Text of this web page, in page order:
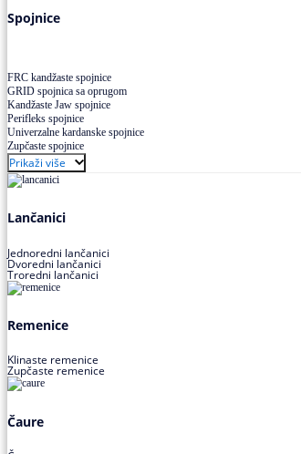
Spojnice
FRC kandžaste spojnice
GRID spojnica sa oprugom
Kandžaste Jaw spojnice
Perifleks spojnice
Univerzalne kardanske spojnice
Zupčaste spojnice
Prikaži više
Lančanici
Jednoredni lančanici
Dvoredni lančanici
Troredni lančanici
Remenice
Klinaste remenice
Zupčaste remenice
Čaure